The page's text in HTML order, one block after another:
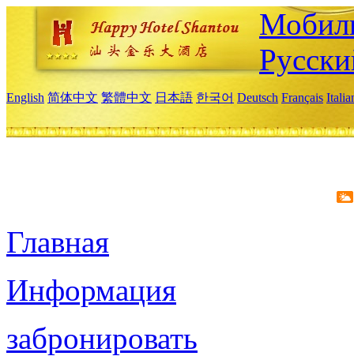
English 简体中文 繁體中文 日本語 한국어 Deutsch Français
Главная
Информация
забронировать